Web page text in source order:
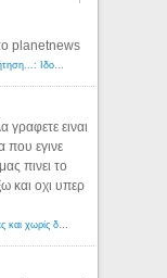
planetnews
Λόγιος Ερμής | Η γνώση ξεκινάει με την αναζήτηση...: Ιδού οι 18 που χρωστούν 11 δις ευρώ!
γραφετε ειναι
που εγινε
πινει το
και οχι υπερ
Εφορία: Κατάσχονται όλα ύστερα από 30 μέρες και χωρίς δικαστικές αποφάσεις - Λόγιος Ερμής